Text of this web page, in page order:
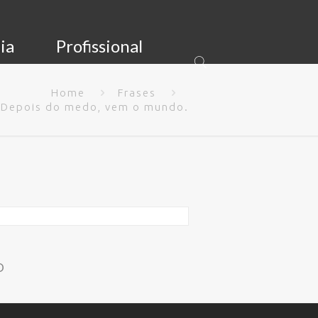
Profissional
Home
Frases
Depois do medo, vem o mundo.